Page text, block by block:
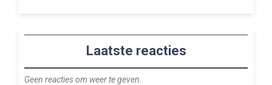
Laatste reacties
Geen reacties om weer te geven.